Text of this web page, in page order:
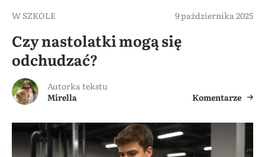
W SZKOLE 9 października 2025
Czy nastolatki mogą się
odchudzać?
Autorka tekstu
Mirella
Komentarze